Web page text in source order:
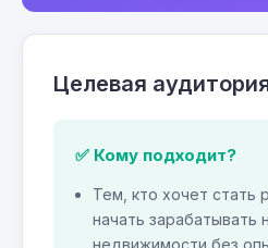
Целевая
✅ Кому подходит?
Тем, кто хочет стать
начать зарабатывать
недвижимости без